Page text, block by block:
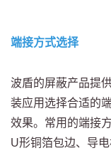
端接方式选择
波盾的屏蔽产品提
装应用选择合适的
效果。常用的端接
U形铜箔包边、导电